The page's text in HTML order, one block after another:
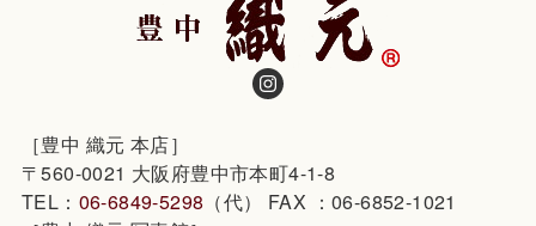
［豊中 織元 本店］
〒560-0021 大阪府豊中市本町4-1-8
TEL： 06-6849-5298 （代） FAX ：06-6852-1021